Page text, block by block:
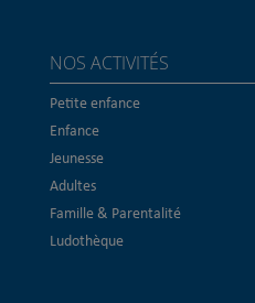
NOS ACTIVITÉS
Petite enfance
Enfance
Jeunesse
Adultes
Famille & Parentalité
Ludothèque